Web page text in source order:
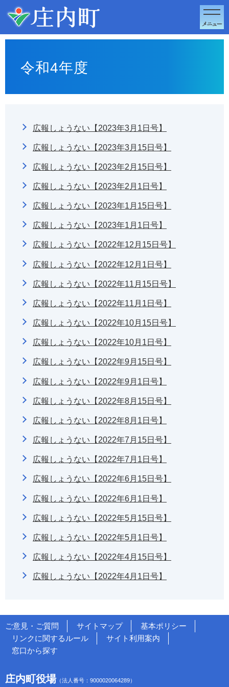
このページの本文へ移動
令和4年度
広報しょうない【2023年3月1日号】
広報しょうない【2023年3月15日号】
広報しょうない【2023年2月15日号】
広報しょうない【2023年2月1日号】
広報しょうない【2023年1月15日号】
広報しょうない【2023年1月1日号】
広報しょうない【2022年12月15日号】
広報しょうない【2022年12月1日号】
広報しょうない【2022年11月15日号】
広報しょうない【2022年11月1日号】
広報しょうない【2022年10月15日号】
広報しょうない【2022年10月1日号】
広報しょうない【2022年9月15日号】
広報しょうない【2022年9月1日号】
広報しょうない【2022年8月15日号】
広報しょうない【2022年8月1日号】
広報しょうない【2022年7月15日号】
広報しょうない【2022年7月1日号】
広報しょうない【2022年6月15日号】
広報しょうない【2022年6月1日号】
広報しょうない【2022年5月15日号】
広報しょうない【2022年5月1日号】
広報しょうない【2022年4月15日号】
広報しょうない【2022年4月1日号】
ご意見・ご質問 サイトマップ
基本ポリシー
リンクに関するルール
サイト利用案内
窓口から探す
庄内町役場（法人番号：9000020064289）